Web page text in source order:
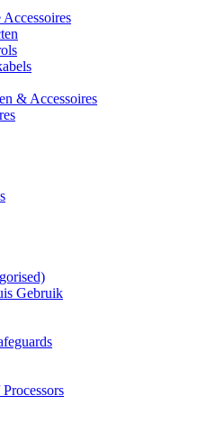
& Accessoires
Gebruik